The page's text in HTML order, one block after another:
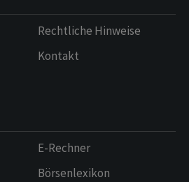
Rechtliche Hinweise
Kontakt
E-Rechner
Börsenlexikon